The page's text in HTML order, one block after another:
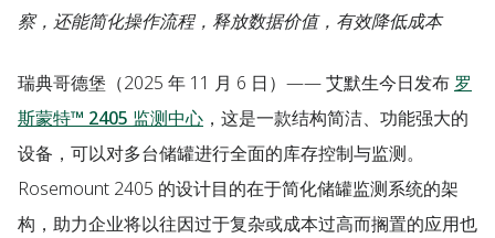
察，还能简化操作流程，释放数据价值，有效降低成本
瑞典哥德堡 （2025 年 11 月 6 日）—— 艾默生今日发布 罗
斯蒙特™ 2405 监测中心 ，这是一款结构简洁、功能强大的
设备，可以对多台储罐进行全面的库存控制与监测。
Rosemount 2405 的设计目的在于简化储罐监测系统的架
构，助力企业将以往因过于复杂或成本过高而搁置的应用也